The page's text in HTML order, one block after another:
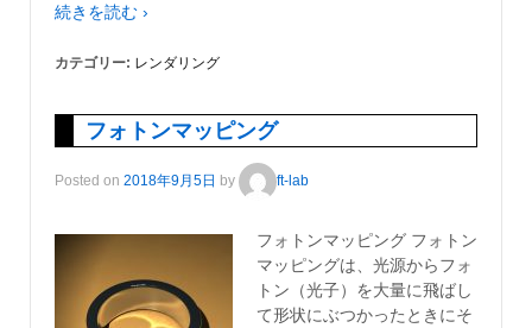
続きを読む ›
カテゴリー: レンダリング
フォトンマッピング
Posted on 2018年9月5日 by ft-lab
フォトンマッピング フォトン
マッピングは、光源からフォ
トン（光子）を大量に飛ばし
て形状にぶつかったときにそ